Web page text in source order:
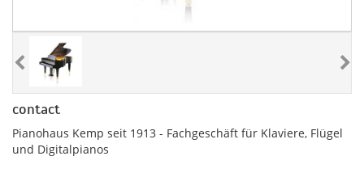
contact
Pianohaus Kemp seit 1913 - Fachgeschäft für Klaviere, Flügel
und Digitalpianos